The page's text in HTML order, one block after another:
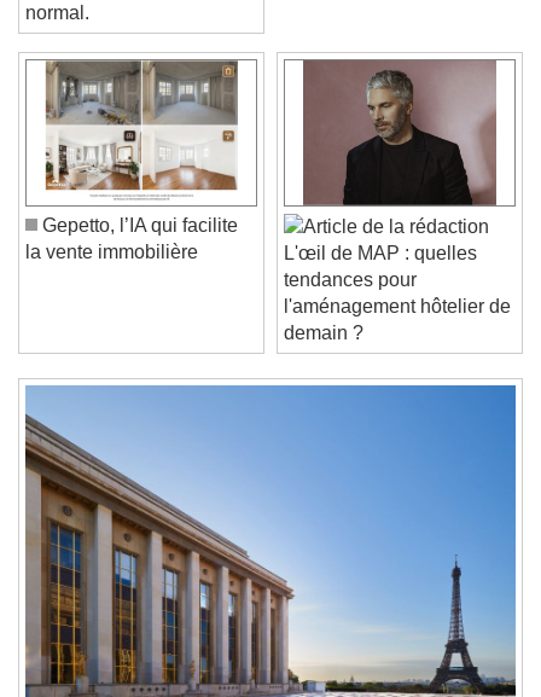
Play Video
Play
Skip Backward
Skip Forward
Unmute
Current Time 0:00
/
Duration-:-
Loaded:0%
Stream TypeLIVE
Seek to live, currently behind liveLIVE
1x
Playback Rate
Descriptions
descriptions off
Subtitles
subtitles settings, opens subtitles
settings dialog
subtitles off , selected
Audio Track
normal.
Gepetto, l’IA qui facilite
la vente immobilière
L'œil de MAP : quelles
tendances pour
l'aménagement hôtelier de
demain ?